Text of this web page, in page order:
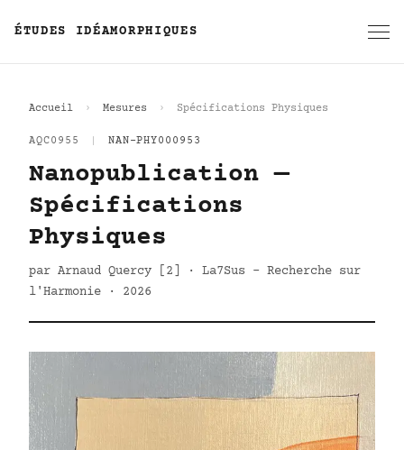
ÉTUDES IDÉAMORPHIQUES
Accueil Mesures Spécifications Physiques
AQC0955 NAN-PHY000953
Nanopublication —
Spécifications
Physiques
par Arnaud Quercy [2] · La7Sus - Recherche sur
l'Harmonie · 2026